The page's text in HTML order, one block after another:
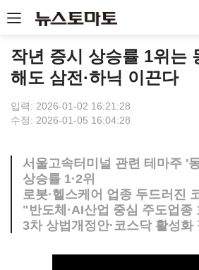
작년 증시 상승률 1위는
해도 삼전·하닉 이끈다
입력: 2026-01-02 16:21:28
수정: 2026-01-05 16:04:28
서울고속터미널 관련 테마주 '
상승률 1·2위
로봇·헬스케어 업종 두드러진
"반도체·AI산업 중심 주도업종
3차 상법개정안·코스닥 활성화